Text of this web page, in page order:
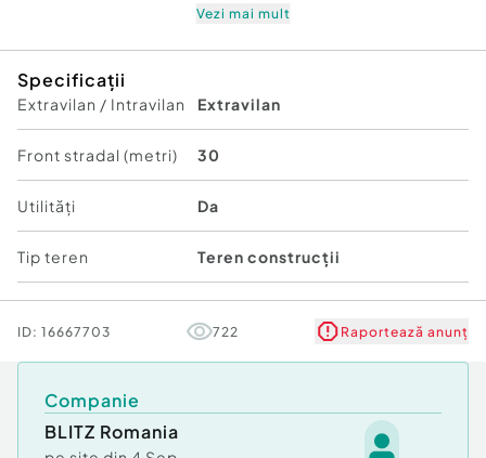
???? Caracteristici:
Teren îngrădit, cu front la strada principală
Priveliste si panorama mirifica peste Marisel
Plan, fără înclinație, ideal pentru construcție
Utilități disponibile în zonă
Potrivit pentru parcelare, case de vacanță,
pensiuni sau dezvoltări rezidențiale
✅ Avantaje:
Zonă turistică apreciată, cu cerere crescută
Vezi mai mult
Specificații
Extravilan / Intravilan Extravilan
Front stradal (metri) 30
Utilități Da
Tip teren Teren construcții
ID: 16667703 722 Raportează anunț
Companie
BLITZ Romania